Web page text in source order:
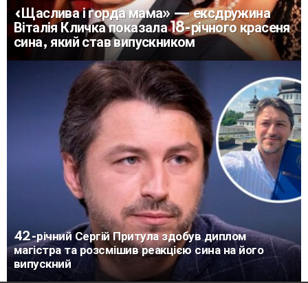
«Щаслива і горда мама» — ексдружина
Віталія Кличка показала 18-річного красеня
сина, який став випускником
42-річний Сергій Притула здобув диплом
магістра та розсмішив реакцією сина на його
випускний